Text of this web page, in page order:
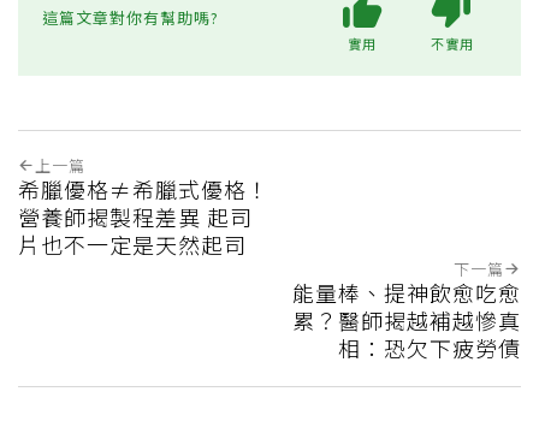
這篇文章對你有幫助嗎?
實用 不實用
上一篇
希臘優格≠希臘式優格！
營養師揭製程差異 起司
片也不一定是天然起司
下一篇
能量棒、提神飲愈吃愈
累？醫師揭越補越慘真
相：恐欠下疲勞債